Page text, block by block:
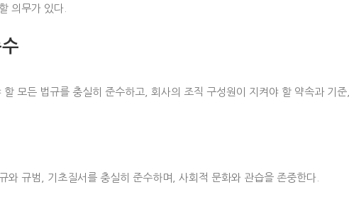
의무가 있다.
모든 법규를 충실히 준수하고, 회사의 조직 구성원이 지켜야 할 약속과 기
와 규범, 기초질서를 충실히 준수하며, 사회적 문화와 관습을 존중한다.